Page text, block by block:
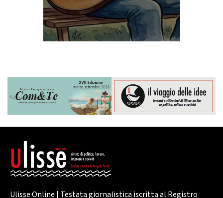
Ulisse Online | Testata giornalistica iscritta al Registro